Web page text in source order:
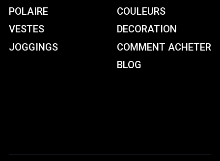
POLAIRE
VESTES
JOGGINGS
COULEURS
DECORATION
COMMENT ACHETER
BLOG